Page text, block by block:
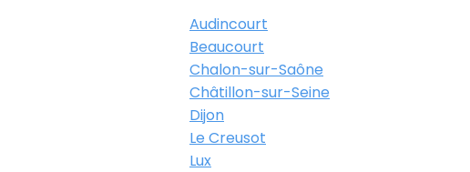
Audincourt
Beaucourt
Chalon-sur-Saône
Châtillon-sur-Seine
Dijon
Le Creusot
Lux